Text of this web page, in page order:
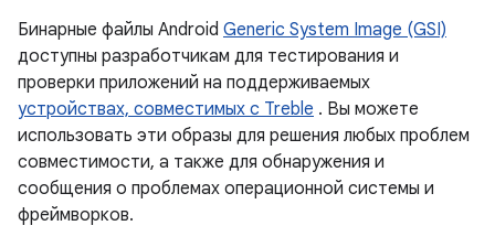
Бинарные файлы Android Generic System Image (GSI)
доступны разработчикам для тестирования и
проверки приложений на поддерживаемых
устройствах, совместимых с Treble . Вы можете
использовать эти образы для решения любых проблем
совместимости, а также для обнаружения и
сообщения о проблемах операционной системы и
фреймворков.